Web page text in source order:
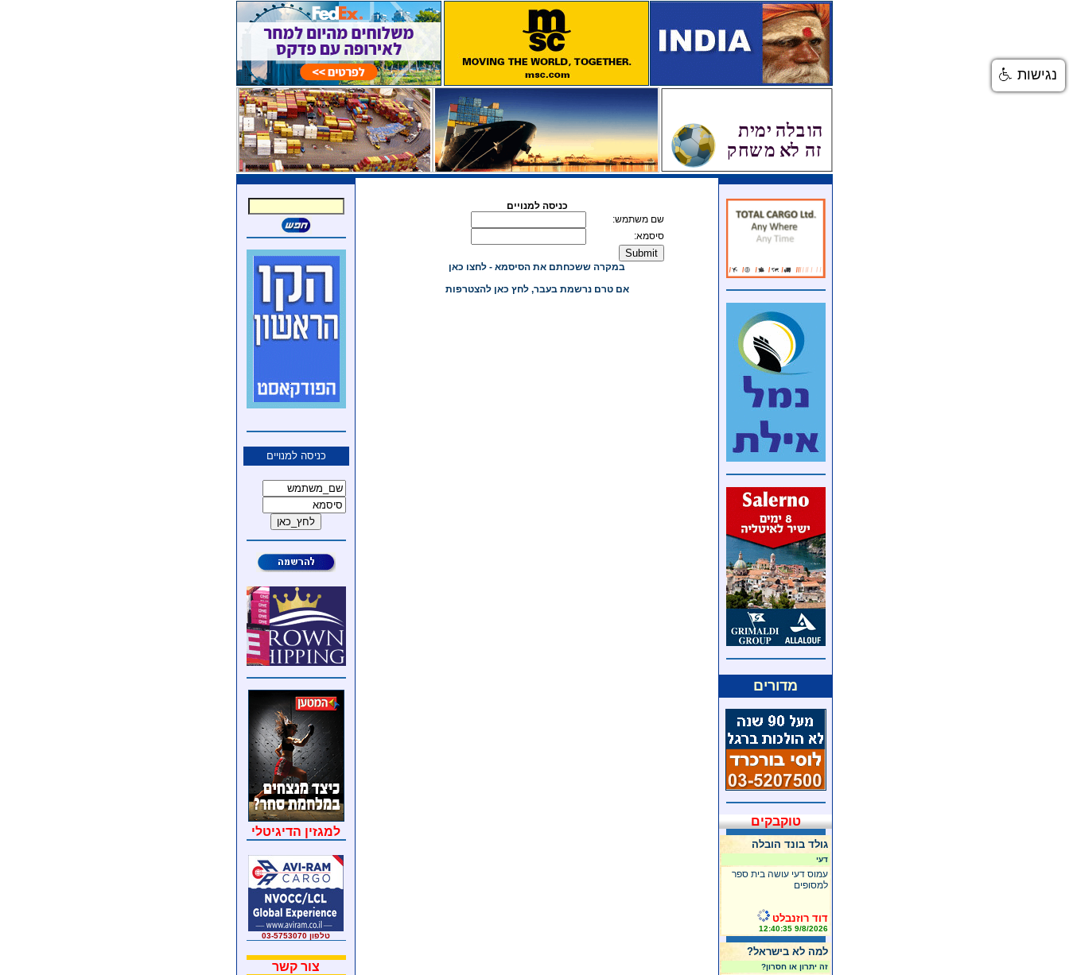
מדורים
טוקבקים
גולד בונד הובלה
דעי
עמוס דעי עושה בית ספר
למסופים
דוד רוזנבלט
9/8/2026 12:40:35
למה לא בישראל?
זה יתרון או חסרון?
כניסה למנויים
שם משתמש:
סיסמא:
במקרה ששכחתם את הסיסמא - לחצו כאן
אם טרם נרשמת בעבר, לחץ כאן להצטרפות
כניסה למנויים
למגזין הדיגיטלי
טלפון 03-5753070
צור קשר
נגישות